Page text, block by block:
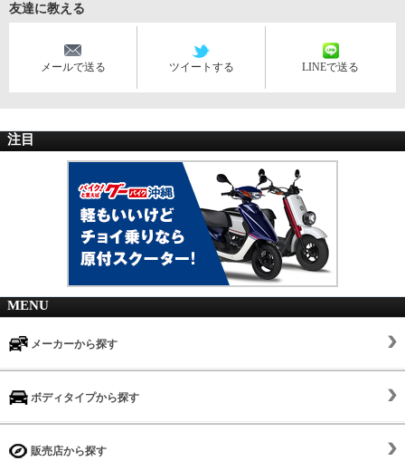
友達に教える
メールで送る ツイートする LINEで送る
注目
MENU
メーカーから探す
ボディタイプから探す
販売店から探す